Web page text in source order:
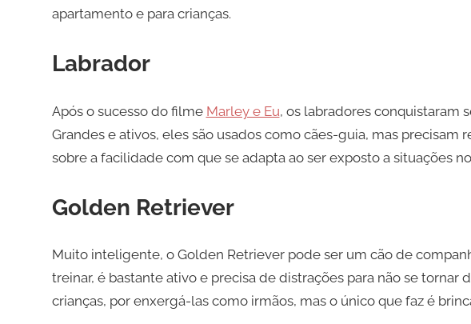
apartamento e para crianças.
Labrador
Após o sucesso do filme Marley e Eu, os labradores conquistaram
Grandes e ativos, eles são usados como cães-guia, mas
sobre a facilidade com que se adapta ao ser exposto a situações
Golden Retriever
Muito inteligente, o Golden Retriever pode ser um cão de
treinar, é bastante ativo e precisa de distrações para não se tornar
crianças, por enxergá-las como irmãos, mas o único que faz é